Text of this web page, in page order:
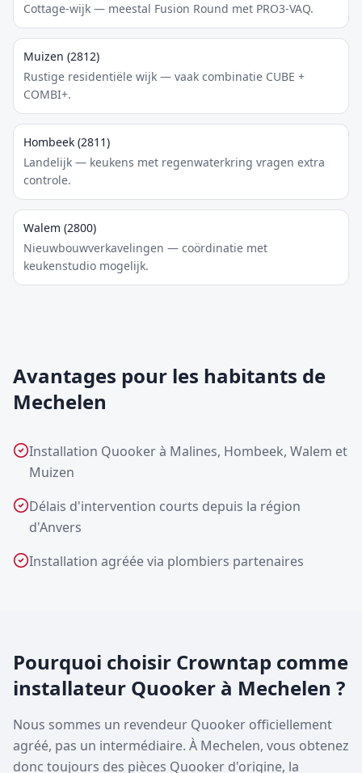
Cottage-wijk — meestal Fusion Round met PRO3-VAQ.
Muizen (2812)
Rustige residentiële wijk — vaak combinatie CUBE +
COMBI+.
Hombeek (2811)
Landelijk — keukens met regenwaterkring vragen extra
controle.
Walem (2800)
Nieuwbouwverkavelingen — coördinatie met
keukenstudio mogelijk.
Avantages pour les habitants de
Mechelen
Installation Quooker à Malines, Hombeek, Walem et
Muizen
Délais d'intervention courts depuis la région
d'Anvers
Installation agréée via plombiers partenaires
Pourquoi choisir Crowntap comme
installateur Quooker à Mechelen ?
Nous sommes un revendeur Quooker officiellement
agréé, pas un intermédiaire. À Mechelen, vous obtenez
donc toujours des pièces Quooker d'origine, la